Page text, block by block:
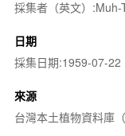
採集者（英文）:Muh-
日期
採集日期:1959-07-22
來源
台灣本土植物資料庫